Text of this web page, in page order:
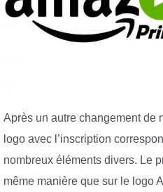
Après un autre changement de
logo avec l’inscription
nombreux éléments divers. Le
même manière que sur le logo